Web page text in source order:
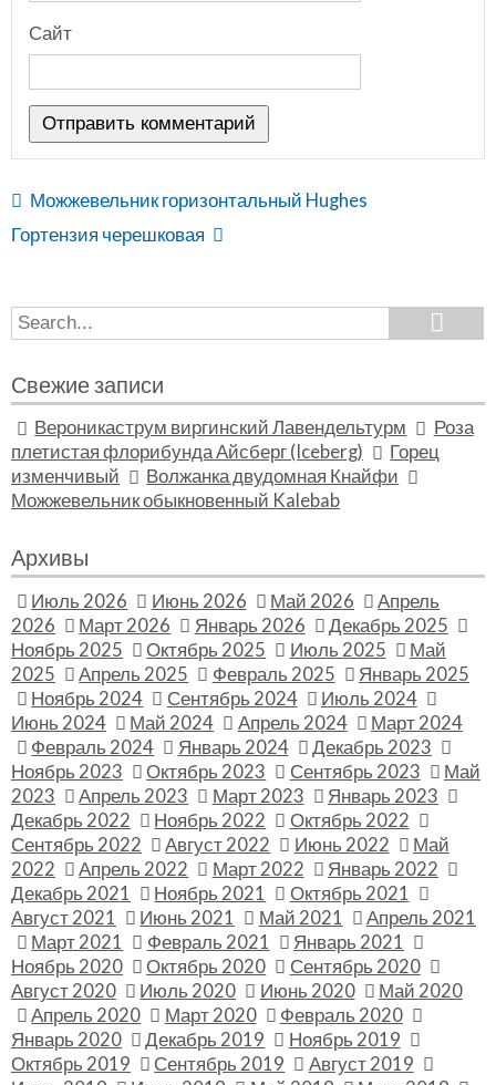
Сайт
Можжевельник горизонтальный Hughes
Гортензия черешковая
Search
for:
Свежие записи
Вероникаструм виргинский Лавендельтурм
Роза
плетистая флорибунда Айсберг (Iceberg)
Горец
изменчивый
Волжанка двудомная Кнайфи
Можжевельник обыкновенный Kalebab
Архивы
Июль 2026 Июнь 2026 Май 2026
Апрель
2026
Март 2026 Январь 2026
Декабрь 2025
Ноябрь 2025
Октябрь 2025 Июль 2025
Май
2025
Апрель 2025 Февраль 2025
Январь 2025
Ноябрь 2024
Сентябрь 2024
Июль 2024
Июнь 2024
Май 2024 Апрель 2024
Март 2024
Февраль 2024
Январь 2024
Декабрь 2023
Ноябрь 2023
Октябрь 2023 Сентябрь 2023
Май
2023
Апрель 2023 Март 2023
Январь 2023
Декабрь 2022
Ноябрь 2022
Октябрь 2022
Сентябрь 2022
Август 2022 Июнь 2022
Май
2022
Апрель 2022 Март 2022
Январь 2022
Декабрь 2021
Ноябрь 2021
Октябрь 2021
Август 2021
Июнь 2021 Май 2021
Апрель 2021
Март 2021
Февраль 2021
Январь 2021
Ноябрь 2020
Октябрь 2020
Сентябрь 2020
Август 2020
Июль 2020 Июнь 2020
Май 2020
Апрель 2020
Март 2020
Февраль 2020
Январь 2020
Декабрь 2019
Ноябрь 2019
Октябрь 2019
Сентябрь 2019
Август 2019